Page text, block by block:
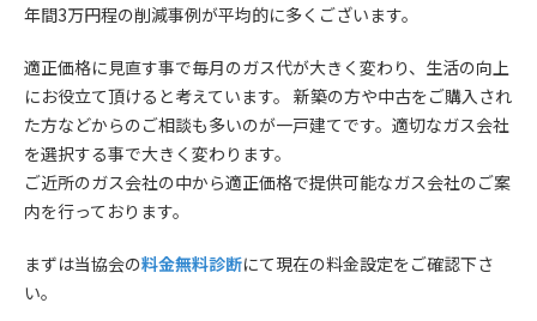
年間3万円程の削減事例が平均的に多くございます。
適正価格に見直す事で毎月のガス代が大きく変わり、生活の向上
にお役立て頂けると考えています。 新築の方や中古をご購入され
た方などからのご相談も多いのが一戸建てです。適切なガス会社
を選択する事で大きく変わります。
ご近所のガス会社の中から適正価格で提供可能なガス会社のご案
内を行っております。
まずは当協会の料金無料診断にて現在の料金設定をご確認下さ
い。